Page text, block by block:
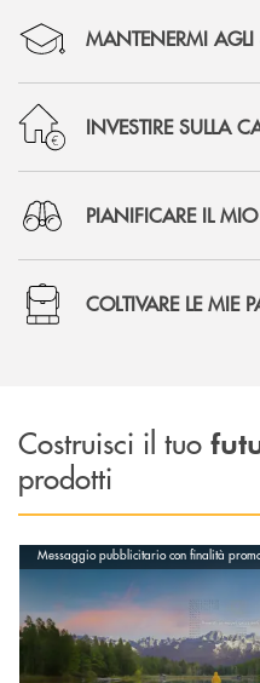
MANTENERMI AGLI
INVESTIRE SULLA
PIANIFICARE IL
COLTIVARE LE MIE
Costruisci il tuo
prodotti
Scopri di più NEF
Messaggio pubblicitario con finalità